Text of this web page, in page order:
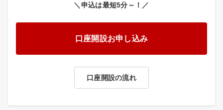
＼申込は最短5分～！／
口座開設お申し込み
口座開設の流れ